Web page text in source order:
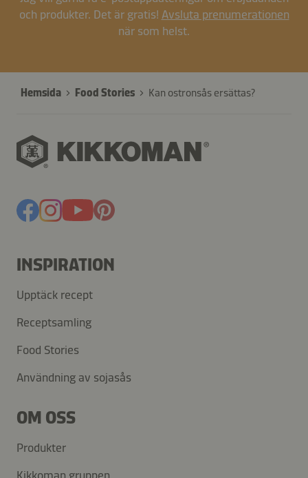
och produkter. Det är gratis! Avsluta prenumerationen
när som helst.
Hemsida Food Stories Kan ostronsås ersättas?
INSPIRATION
Upptäck recept
Receptsamling
Food Stories
Användning av sojasås
OM OSS
Produkter